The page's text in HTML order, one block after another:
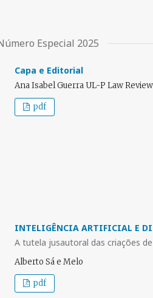
Especial 2025
Capa e Editorial
Ana Isabel Guerra UL-P Law Review
pdf
INTELIGÊNCIA ARTIFICIAL E
A tutela jusautoral das criações
Alberto Sá e Melo
pdf